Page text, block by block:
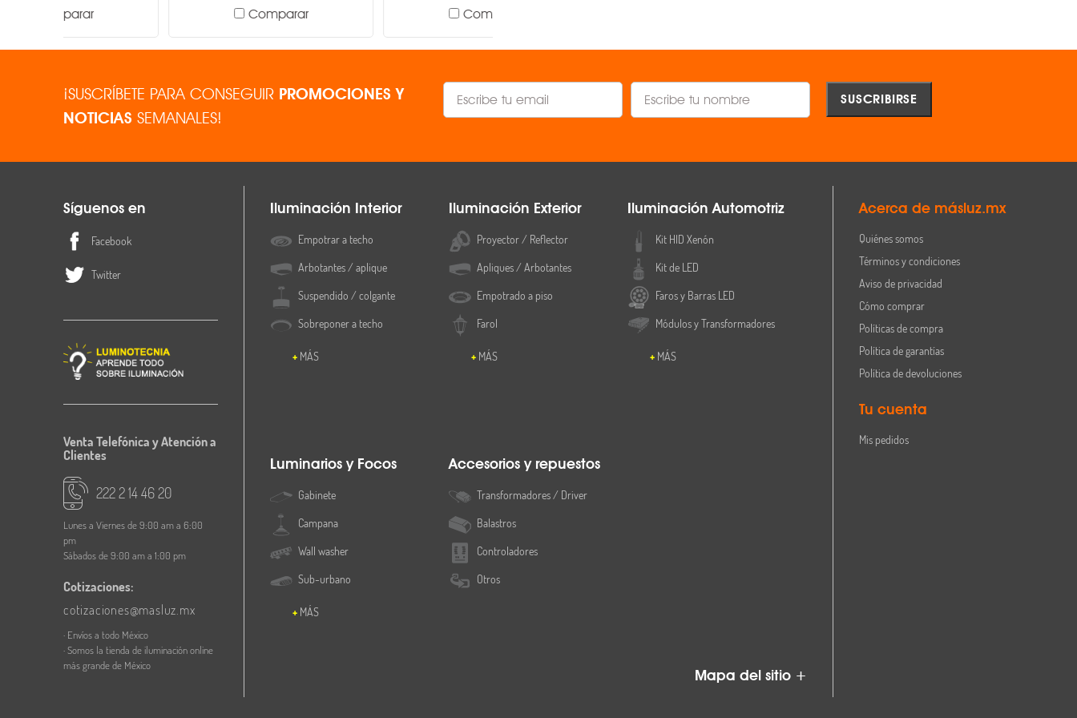
Montaje o instalación
¡SUSCRÍBETE PARA CONSEGUIR PROMOCIONES Y
NOTICIAS SEMANALES!
Síguenos en
Facebook
Twitter
Venta Telefónica y Atención a
Clientes
222 2 14 46 20
Lunes a Viernes de 9:00 am a 6:00
pm
Sábados de 9:00 am a 1:00 pm
Cotizaciones:
cotizaciones@masluz.mx
· Envíos a todo México
· Somos la tienda de iluminación online
más grande de México
Iluminación Interior
Empotrar a techo
Arbotantes / aplique
Suspendido / colgante
Sobreponer a techo
MÁS
Iluminación Exterior
Proyector / Reflector
Apliques / Arbotantes
Empotrado a piso
Farol
MÁS
Iluminación Automotriz
Kit HID Xenón
Kit de LED
Faros y Barras LED
Módulos y Transformadores
MÁS
Luminarios y Focos
Gabinete
Campana
Wall washer
Sub-urbano
MÁS
Accesorios y repuestos
Transformadores / Driver
Balastros
Controladores
Otros
Mapa del sitio +
Acerca de másluz.mx
Quiénes somos
Términos y condiciones
Aviso de privacidad
Cómo comprar
Políticas de compra
Política de garantías
Política de devoluciones
Tu cuenta
Mis pedidos